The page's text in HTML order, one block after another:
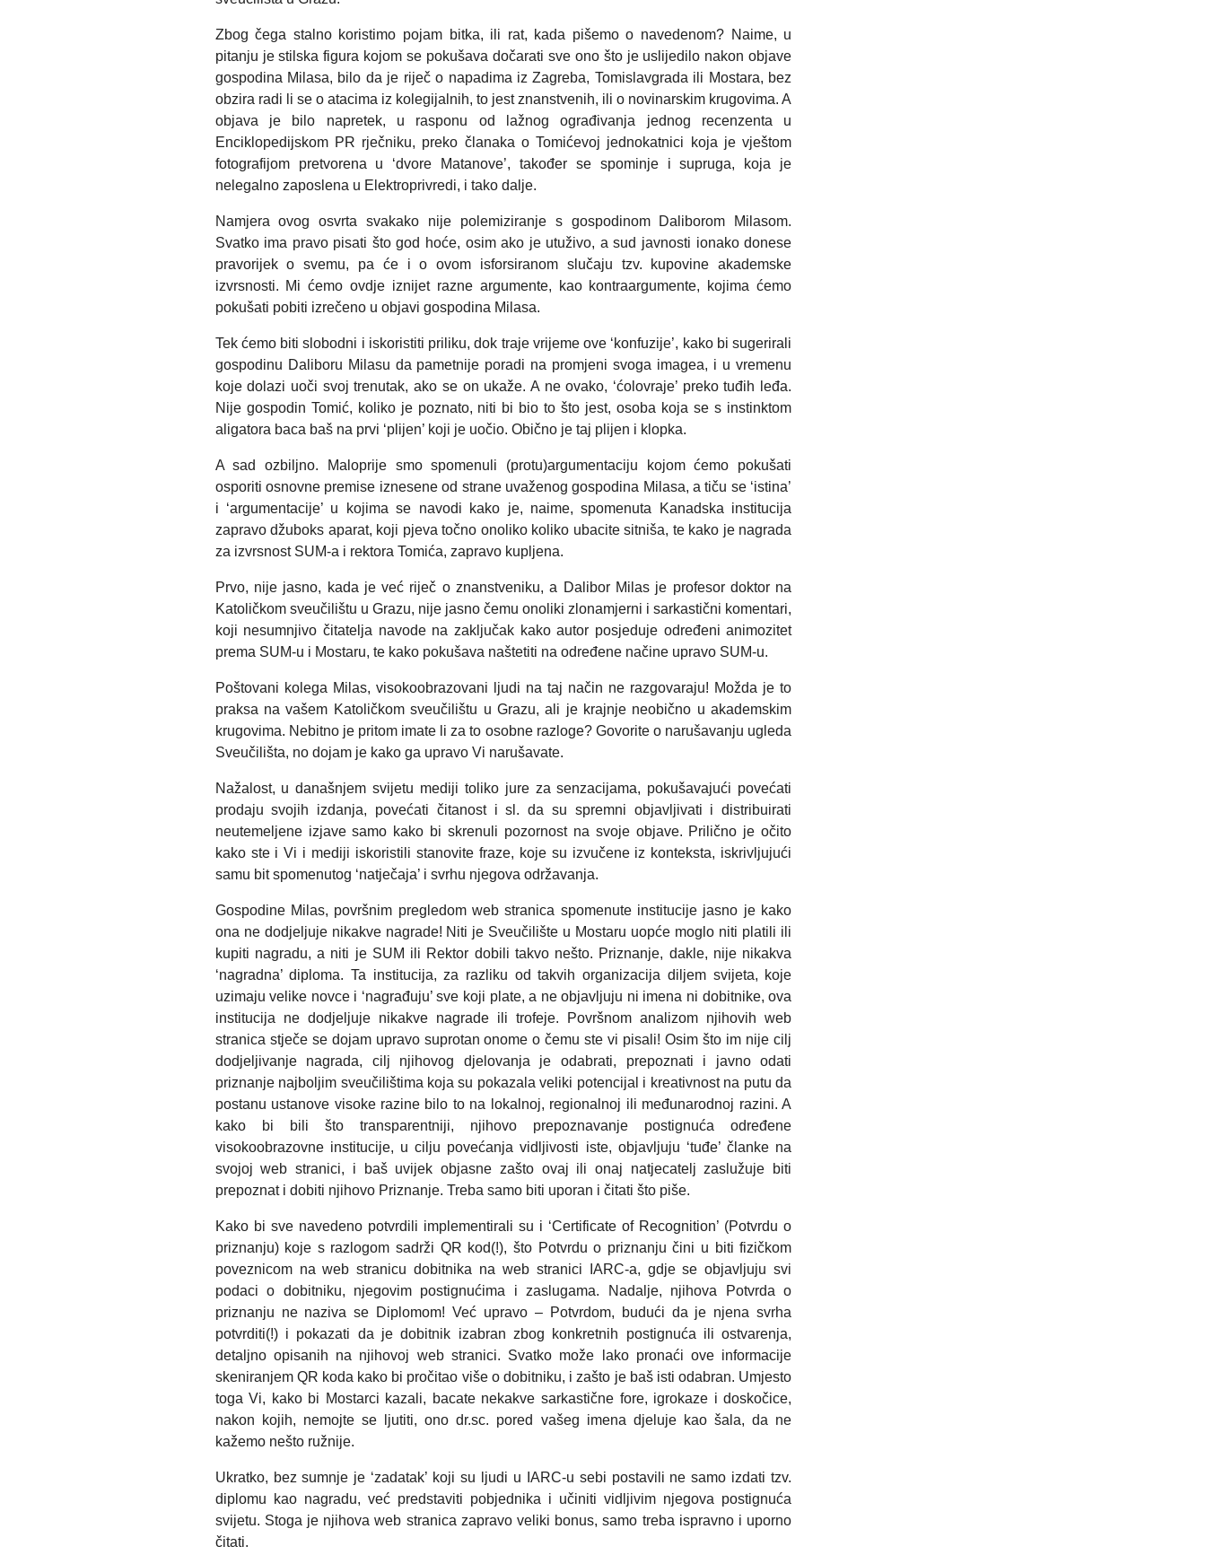
Zbog čega stalno koristimo pojam bitka, ili rat, kada pišemo o navedenom? Naime, u
pitanju je stilska figura kojom se pokušava dočarati sve ono što je uslijedilo nakon objave
gospodina Milasa, bilo da je riječ o napadima iz Zagreba, Tomislavgrada ili Mostara, bez
obzira radi li se o atacima iz kolegijalnih, to jest znanstvenih, ili o novinarskim krugovima. A
objava je bilo napretek, u rasponu od lažnog ograđivanja jednog recenzenta u
Enciklopedijskom PR rječniku, preko članaka o Tomićevoj jednokatnici koja je vještom
fotografijom pretvorena u ‘dvore Matanove’, također se spominje i supruga, koja je
nelegalno zaposlena u Elektroprivredi, i tako dalje.
Namjera ovog osvrta svakako nije polemiziranje s gospodinom Daliborom Milasom.
Svatko ima pravo pisati što god hoće, osim ako je utuživo, a sud javnosti ionako donese
pravorijek o svemu, pa će i o ovom isforsiranom slučaju tzv. kupovine akademske
izvrsnosti. Mi ćemo ovdje iznijet razne argumente, kao kontraargumente, kojima ćemo
pokušati pobiti izrečeno u objavi gospodina Milasa.
Tek ćemo biti slobodni i iskoristiti priliku, dok traje vrijeme ove ‘konfuzije’, kako bi sugerirali
gospodinu Daliboru Milasu da pametnije poradi na promjeni svoga imagea, i u vremenu
koje dolazi uoči svoj trenutak, ako se on ukaže. A ne ovako, ‘ćolovraje’ preko tuđih leđa.
Nije gospodin Tomić, koliko je poznato, niti bi bio to što jest, osoba koja se s instinktom
aligatora baca baš na prvi ‘plijen’ koji je uočio. Obično je taj plijen i klopka.
A sad ozbiljno. Maloprije smo spomenuli (protu)argumentaciju kojom ćemo pokušati
osporiti osnovne premise iznesene od strane uvaženog gospodina Milasa, a tiču se ‘istina’
i ‘argumentacije’ u kojima se navodi kako je, naime, spomenuta Kanadska institucija
zapravo džuboks aparat, koji pjeva točno onoliko koliko ubacite sitniša, te kako je nagrada
za izvrsnost SUM-a i rektora Tomića, zapravo kupljena.
Prvo, nije jasno, kada je već riječ o znanstveniku, a Dalibor Milas je profesor doktor na
Katoličkom sveučilištu u Grazu, nije jasno čemu onoliki zlonamjerni i sarkastični komentari,
koji nesumnjivo čitatelja navode na zaključak kako autor posjeduje određeni animozitet
prema SUM-u i Mostaru, te kako pokušava naštetiti na određene načine upravo SUM-u.
Poštovani kolega Milas, visokoobrazovani ljudi na taj način ne razgovaraju! Možda je to
praksa na vašem Katoličkom sveučilištu u Grazu, ali je krajnje neobično u akademskim
krugovima. Nebitno je pritom imate li za to osobne razloge? Govorite o narušavanju ugleda
Sveučilišta, no dojam je kako ga upravo Vi narušavate.
Nažalost, u današnjem svijetu mediji toliko jure za senzacijama, pokušavajući povećati
prodaju svojih izdanja, povećati čitanost i sl. da su spremni objavljivati i distribuirati
neutemeljene izjave samo kako bi skrenuli pozornost na svoje objave. Prilično je očito
kako ste i Vi i mediji iskoristili stanovite fraze, koje su izvučene iz konteksta, iskrivljujući
samu bit spomenutog ‘natječaja’ i svrhu njegova održavanja.
Gospodine Milas, površnim pregledom web stranica spomenute institucije jasno je kako
ona ne dodjeljuje nikakve nagrade! Niti je Sveučilište u Mostaru uopće moglo niti platili ili
kupiti nagradu, a niti je SUM ili Rektor dobili takvo nešto. Priznanje, dakle, nije nikakva
‘nagradna’ diploma. Ta institucija, za razliku od takvih organizacija diljem svijeta, koje
uzimaju velike novce i ‘nagrađuju’ sve koji plate, a ne objavljuju ni imena ni dobitnike, ova
institucija ne dodjeljuje nikakve nagrade ili trofeje. Površnom analizom njihovih web
stranica stječe se dojam upravo suprotan onome o čemu ste vi pisali! Osim što im nije cilj
dodjeljivanje nagrada, cilj njihovog djelovanja je odabrati, prepoznati i javno odati
priznanje najboljim sveučilištima koja su pokazala veliki potencijal i kreativnost na putu da
postanu ustanove visoke razine bilo to na lokalnoj, regionalnoj ili međunarodnoj razini. A
kako bi bili što transparentniji, njihovo prepoznavanje postignuća određene
visokoobrazovne institucije, u cilju povećanja vidljivosti iste, objavljuju ‘tuđe’ članke na
svojoj web stranici, i baš uvijek objasne zašto ovaj ili onaj natjecatelj zaslužuje biti
prepoznat i dobiti njihovo Priznanje. Treba samo biti uporan i čitati što piše.
Kako bi sve navedeno potvrdili implementirali su i ‘Certificate of Recognition’ (Potvrdu o
priznanju) koje s razlogom sadrži QR kod(!), što Potvrdu o priznanju čini u biti fizičkom
poveznicom na web stranicu dobitnika na web stranici IARC-a, gdje se objavljuju svi
podaci o dobitniku, njegovim postignućima i zaslugama. Nadalje, njihova Potvrda o
priznanju ne naziva se Diplomom! Već upravo – Potvrdom, budući da je njena svrha
potvrditi(!) i pokazati da je dobitnik izabran zbog konkretnih postignuća ili ostvarenja,
detaljno opisanih na njihovoj web stranici. Svatko može lako pronaći ove informacije
skeniranjem QR koda kako bi pročitao više o dobitniku, i zašto je baš isti odabran. Umjesto
toga Vi, kako bi Mostarci kazali, bacate nekakve sarkastične fore, igrokaze i doskočice,
nakon kojih, nemojte se ljutiti, ono dr.sc. pored vašeg imena djeluje kao šala, da ne
kažemo nešto ružnije.
Ukratko, bez sumnje je ‘zadatak’ koji su ljudi u IARC-u sebi postavili ne samo izdati tzv.
diplomu kao nagradu, već predstaviti pobjednika i učiniti vidljivim njegova postignuća
svijetu. Stoga je njihova web stranica zapravo veliki bonus, samo treba ispravno i uporno
čitati.